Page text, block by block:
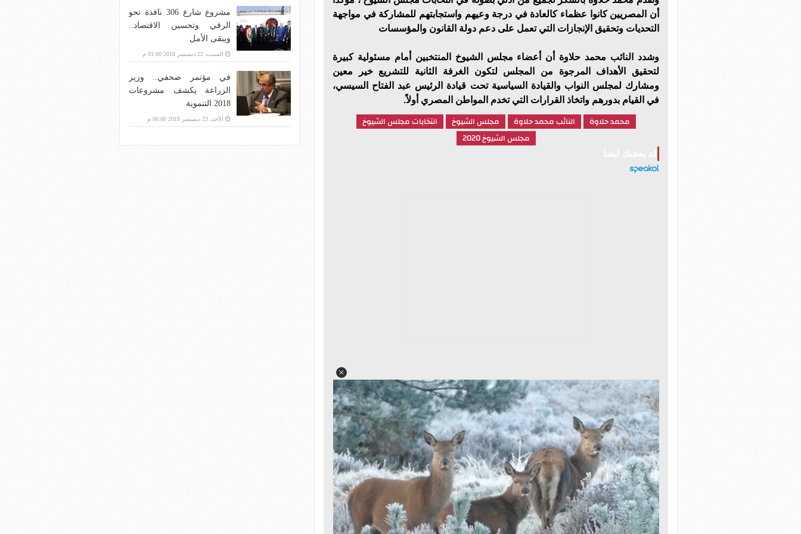
أن المصريين كانوا عظماء كالعادة في درجة وعيهم واستجابتهم للمشاركة في مواجهة
التحديات وتحقيق الإنجازات التي تعمل على دعم دولة القانون والمؤسسات
وشدد النائب محمد حلاوة أن أعضاء مجلس الشيوخ المنتخبين أمام مسئولية كبيرة
لتحقيق الأهداف المرجوة من المجلس لتكون الغرفة الثانية للتشريع خير معين
ومشارك لمجلس النواب والقيادة السياسية تحت قيادة الرئيس عبد الفتاح السيسي،
في القيام بدورهم واتخاذ القرارات التي تخدم المواطن المصري أولاً.
محمد حلاوة النائب محمد حلاوة مجلس الشيوخ
انتخابات مجلس الشيوخ
مجلس الشيوخ 2020
مشروع شارع 306 نافذة نحو
الرقي وتحسين الاقتصاد..
ويبقى الأمل
السبت، 22 ديسمبر 2018 01:00 م
في مؤتمر صحفي.. وزير
الزراعة يكشف مشروعات
2018 التنموية
الأحد، 23 ديسمبر 2018 06:00 م